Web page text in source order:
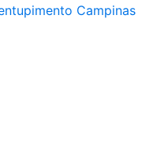
Campinas